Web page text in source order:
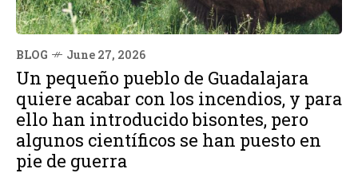
BLOG June 27, 2026
Un pequeño pueblo de Guadalajara
quiere acabar con los incendios, y para
ello han introducido bisontes, pero
algunos científicos se han puesto en
pie de guerra